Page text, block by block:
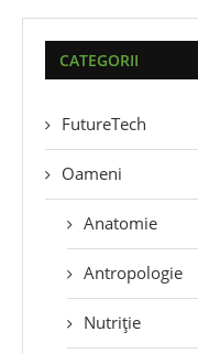
CATEGORII
FutureTech
Oameni
Anatomie
Antropologie
Nutriție